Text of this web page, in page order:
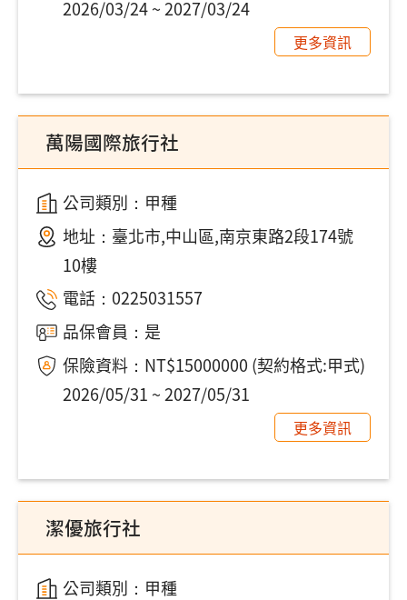
2026/03/24 ~ 2027/03/24
更多資訊
萬陽國際旅行社
公司類別：甲種
地址： 臺北市,中山區,南京東路2段174號
10樓
電話： 0225031557
品保會員：是
保險資料：NT$15000000 (契約格式:甲式)
2026/05/31 ~ 2027/05/31
更多資訊
潔優旅行社
公司類別：甲種